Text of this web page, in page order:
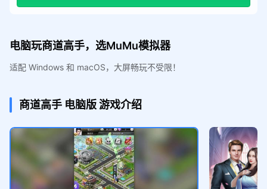
电脑玩商道高手，选MuMu模拟器
适配 Windows 和 macOS，大屏畅玩不受限！
商道高手 电脑版游戏介绍